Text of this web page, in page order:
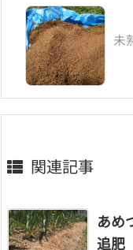
未
関連記事
あめ
追肥